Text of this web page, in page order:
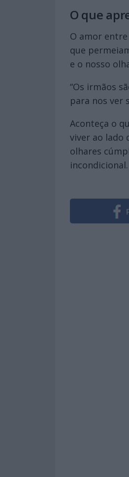
O que
O amor
que
e o nosso
“Os irmãos
para nos ver
Aconteça o
viver ao lado
olhares
incondicional.